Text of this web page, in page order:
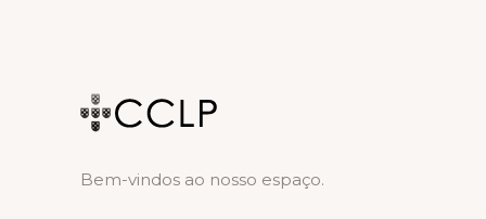
Bem-vindos ao nosso espaço.